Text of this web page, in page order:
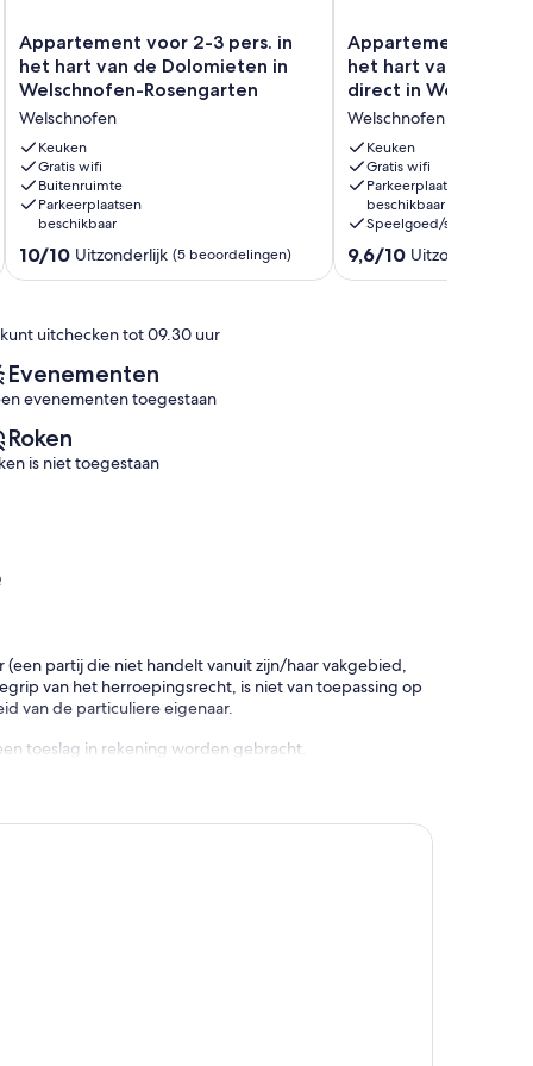
Appartement
voor
2-
pers.
in
het
hart
van
Dolomieten
in
Welschnofen
Appartement voor 2-3 pers. in
het hart van de Dolomieten in
Welschnofen-Rosengarten
Welschnofen
Keuken
Gratis wifi
Buitenruimte
Parkeerplaatsen
beschikbaar
10.0
van
(5
10/10 Uitzonderlijk (5 beoordelingen)
Appartement
voor
2
in
het
hart
van
Dolomieten
direct
in
Appartement voor
het hart van de
direct in
Rosengarten
Welschnofen
Keuken
Gratis wifi
Parkeerplaatsen
beschikbaar
Speelgoed/spelletjes
9.6
van
9,6/10 Uitzonderlijk
uitchecken tot 09.30 uur
Evenementen
evenementen toegestaan
Roken
is niet toegestaan
partij die niet handelt vanuit zijn/haar vakgebied,
van het herroepingsrecht, is niet van toepassing op
van de particuliere eigenaar.
toeslag in rekening worden gebracht.